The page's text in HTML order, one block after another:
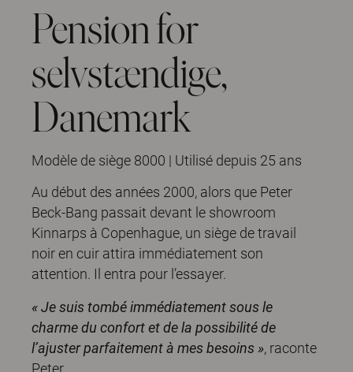
Pension for
selvstændige,
Danemark
Modèle de siège 8000 | Utilisé depuis 25 ans
Au début des années 2000, alors que Peter
Beck-Bang passait devant le showroom
Kinnarps à Copenhague, un siège de travail
noir en cuir attira immédiatement son
attention. Il entra pour l’essayer.
« Je suis tombé immédiatement sous le
charme du confort et de la possibilité de
l’ajuster parfaitement à mes besoins », raconte
Peter.